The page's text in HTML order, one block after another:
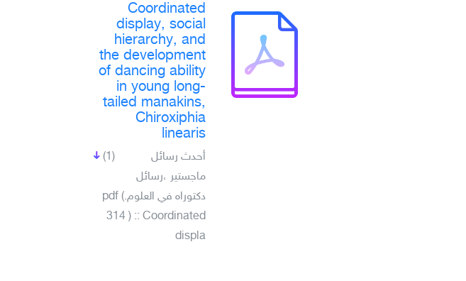
Coordinated
display, social
hierarchy, and
the development
of dancing ability
in young long-
tailed manakins,
Chiroxiphia
linearis
(1)
أحدث رسائل
ماجستير ،رسائل
دكتوراه في العلوم.pdf (
314 ) :: Coordinated
displa